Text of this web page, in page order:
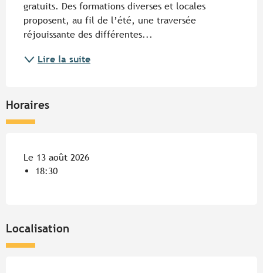
gratuits. Des formations diverses et locales
proposent, au fil de l’été, une traversée
réjouissante des différentes...
Lire la suite
Horaires
Le 13 août 2026
18:30
Localisation